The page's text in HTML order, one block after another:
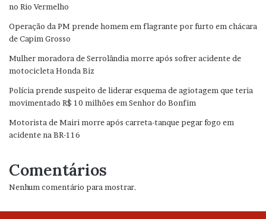
no Rio Vermelho
Operação da PM prende homem em flagrante por furto em chácara
de Capim Grosso
Mulher moradora de Serrolândia morre após sofrer acidente de
motocicleta Honda Biz
Polícia prende suspeito de liderar esquema de agiotagem que teria
movimentado R$ 10 milhões em Senhor do Bonfim
Motorista de Mairi morre após carreta-tanque pegar fogo em
acidente na BR-116
Comentários
Nenhum comentário para mostrar.